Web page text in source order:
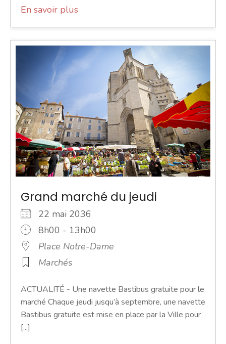
En savoir plus
Grand marché du jeudi
22 mai 2036
8h00 - 13h00
Place Notre-Dame
Marchés
ACTUALITÉ - Une navette Bastibus gratuite pour le
marché Chaque jeudi jusqu’à septembre, une navette
Bastibus gratuite est mise en place par la Ville pour
[...]